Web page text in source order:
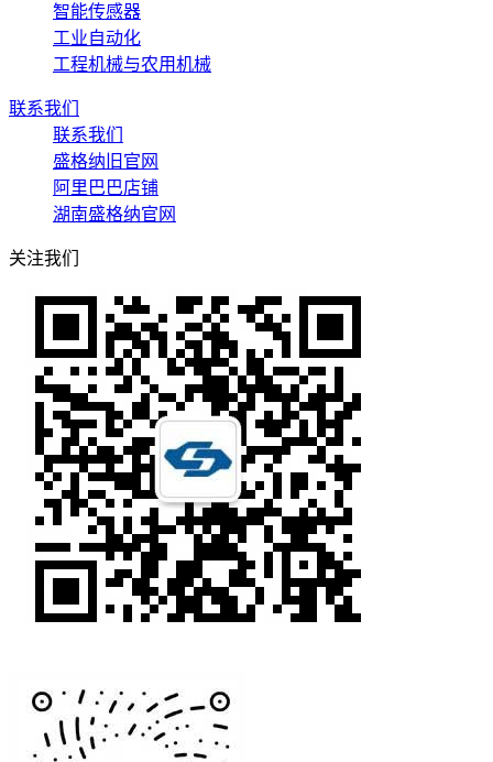
智能传感器
工业自动化
工程机械与农用机械
联系我们
联系我们
盛格纳旧官网
阿里巴巴店铺
湖南盛格纳官网
关注我们